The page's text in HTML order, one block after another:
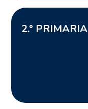
2.° PRIMARIA